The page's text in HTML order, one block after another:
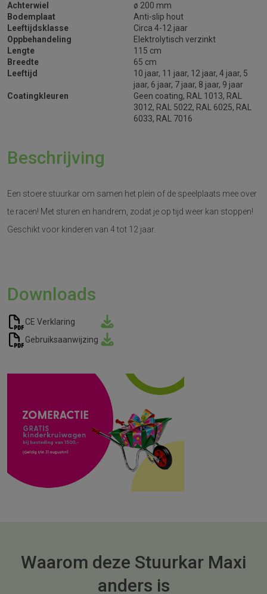
Achterwiel
ø 200 mm
Bodemplaat
Anti-slip hout
Leeftijdsklasse
Circa 4-12 jaar
Oppbehandeling
Elektrolytisch verzinkt
Lengte
115 cm
Breedte
65 cm
Leeftijd
10 jaar, 11 jaar, 12 jaar, 4 jaar, 5
jaar, 6 jaar, 7 jaar, 8 jaar, 9 jaar
Coatingkleuren
Geen coating, RAL 1013, RAL
3012, RAL 5022, RAL 6025, RAL
6033, RAL 7016
Beschrijving
Een stoere stuurkar om samen het plein of de speelplaats mee over
te racen! Met sturen en handrem, zodat je op tijd weer kan stoppen!
Geschikt voor kinderen van 4 tot 12 jaar.
Downloads
CE Verklaring
Gebruiksaanwijzing
Waarom deze Stuurkar Maxi
anders is